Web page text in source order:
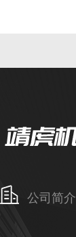
公司简介